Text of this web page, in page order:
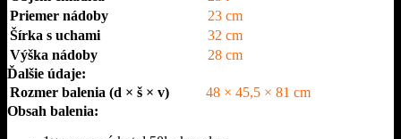
Priemer nádoby
23 cm
Šírka s uchami
32 cm
Výška nádoby
28 cm
Ďalšie údaje:
Rozmer balenia (d × š × v)
48 × 45,5 × 81 cm
Obsah balenia: